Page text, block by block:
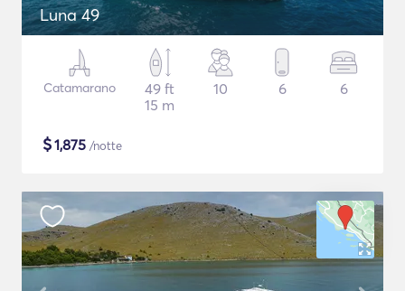
Luna 49
Catamarano
49 ft
15 m
10 6 6
$1,875 /notte